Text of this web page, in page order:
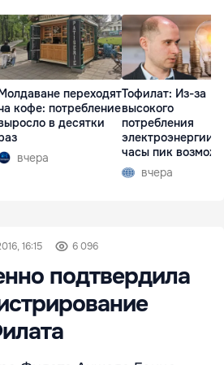
Молдаване переходят
кофе: потребление
в десятки
вчера
Тофилат: Из-за
высокого
потребления
электроэнергии в
часы пик
рост тарифов
вчера
16:15 6 096
подтвердила